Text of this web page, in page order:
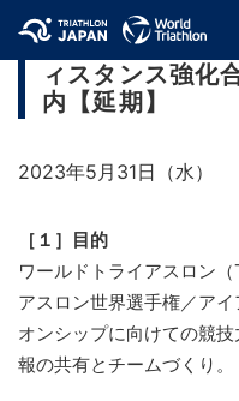
オールジャパン
ィスタンス強化
内【延期】
2023年5月31日（水）
［１］目的
ワールドトライアスロン
アスロン世界選手権／ア
オンシップに向けての競
報の共有とチームづくり。